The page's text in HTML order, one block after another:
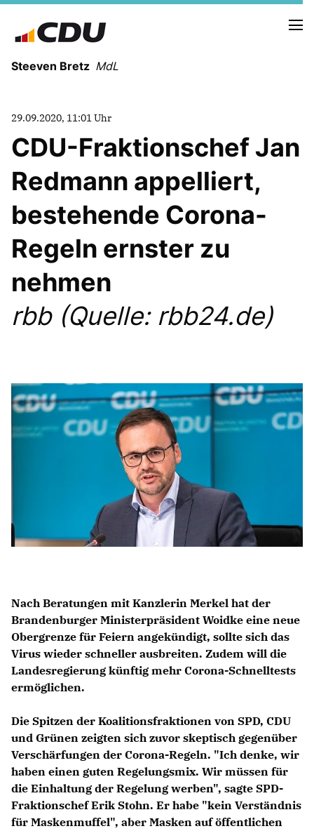
Steeven Bretz MdL
VITA
WAHLKREISBESUCHE
PRESSEFOTOS
MEIN BÜRGERBÜRO
Redebeiträge
Anträge CDU
CDU Deutschland
CDU Fraktion im Brandenburger Landtag
CDU Brandenburg
CDU Potsdam
29.09.2020, 11:01 Uhr
CDU-Fraktionschef Jan
Redmann appelliert,
bestehende Corona-
Regeln ernster zu
nehmen
rbb (Quelle: rbb24.de)
Nach Beratungen mit Kanzlerin Merkel hat der
Brandenburger Ministerpräsident Woidke eine neue
Obergrenze für Feiern angekündigt, sollte sich das
Virus wieder schneller ausbreiten. Zudem will die
Landesregierung künftig mehr Corona-Schnelltests
ermöglichen.
Die Spitzen der Koalitionsfraktionen von SPD, CDU
und Grünen zeigten sich zuvor skeptisch gegenüber
Verschärfungen der Corona-Regeln. "Ich denke, wir
haben einen guten Regelungsmix. Wir müssen für
die Einhaltung der Regelung werben", sagte SPD-
Fraktionschef Erik Stohn. Er habe "kein Verständnis
für Maskenmuffel", aber Masken auf öffentlichen